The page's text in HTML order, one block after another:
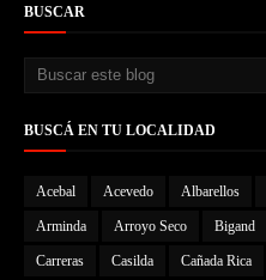
BUSCAR
BUSCÁ EN TU LOCALIDAD
Acebal Acevedo Albarellos
Arminda Arroyo Seco Bigand
Carreras Casilda Cañada Rica